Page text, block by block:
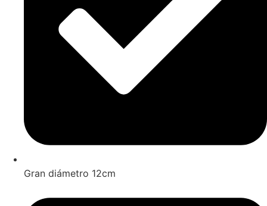
Gran diámetro 12cm